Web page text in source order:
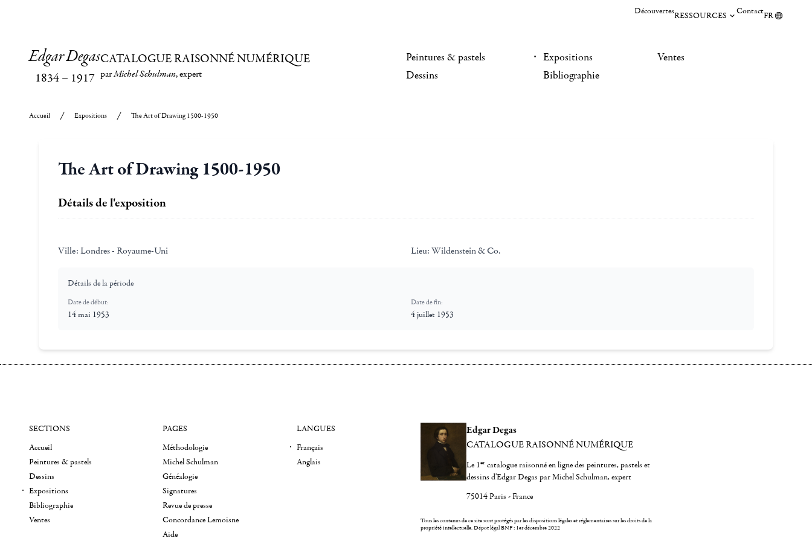
DécouvertesRESSOURCES ContactFR
Edgar Degas
1834– 1917
CATALOGUE RAISONNÉ NUMÉRIQUE
parMichel Schulman, expert
Peintures & pastels
Dessins
Expositions
Bibliographie
Ventes
Accueil Expositions The Art of Drawing 1500-1950
The Art of Drawing 1500-1950
Détails de l'exposition
Ville: Londres - Royaume-Uni Lieu: Wildenstein & Co.
Détails de la période
Date de début:
14 mai 1953
Date de fin:
4 juillet 1953
Edgar Degas
CATALOGUE RAISONNÉ NUMÉRIQUE
Le 1er catalogue raisonné en ligne des peintures, pastels et
dessins d'Edgar Degas par Michel Schulman, expert
75014 Paris - France
Tous les contenus de ce site sont protégés par les dispositions légales et réglementaires sur les droits de la
propriété intellectuelle.Dépot légal BNF : 1er décembre 2022
SECTIONS
Accueil
Peintures & pastels
Dessins
Expositions
Bibliographie
Ventes
PAGES
Méthodologie
Michel Schulman
Généalogie
Signatures
Revue de presse
Concordance Lemoisne
Aide
LANGUES
Français
Anglais